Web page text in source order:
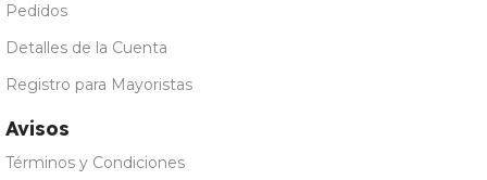
Pedidos
Detalles de la Cuenta
Registro para Mayoristas
Avisos
Términos y Condiciones